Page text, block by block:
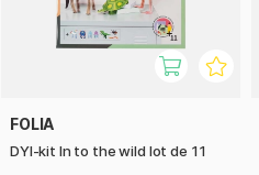
FOLIA
DYI-kit In to the wild lot de 11